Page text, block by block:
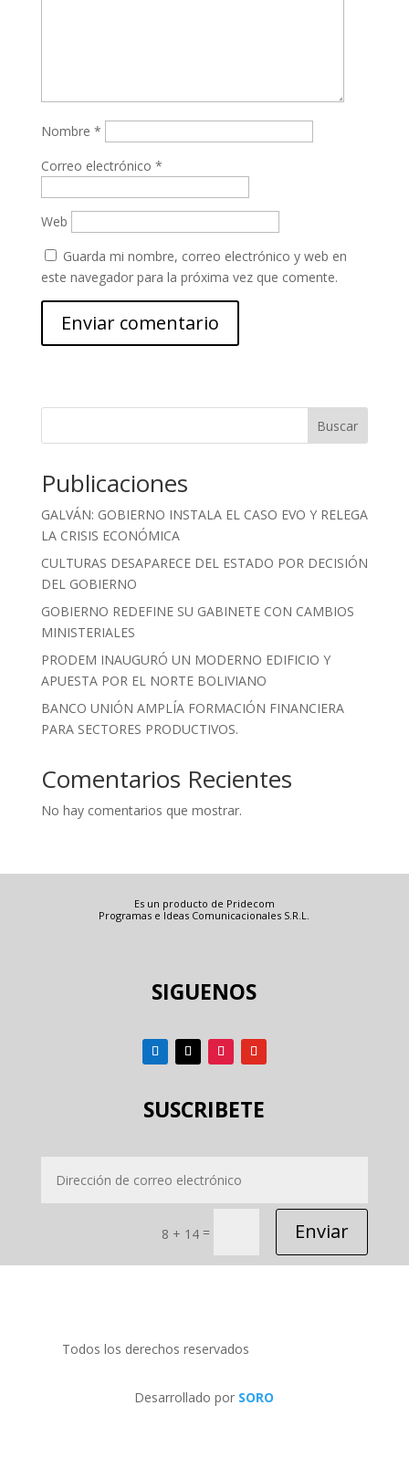
Nombre *
Correo electrónico *
Web
Guarda mi nombre, correo electrónico y web en
este navegador para la próxima vez que comente.
Buscar
Publicaciones
GALVÁN: GOBIERNO INSTALA EL CASO EVO Y RELEGA
LA CRISIS ECONÓMICA
CULTURAS DESAPARECE DEL ESTADO POR DECISIÓN
DEL GOBIERNO
GOBIERNO REDEFINE SU GABINETE CON CAMBIOS
MINISTERIALES
PRODEM INAUGURÓ UN MODERNO EDIFICIO Y
APUESTA POR EL NORTE BOLIVIANO
BANCO UNIÓN AMPLÍA FORMACIÓN FINANCIERA
PARA SECTORES PRODUCTIVOS.
Comentarios Recientes
No hay comentarios que mostrar.
Es un producto de Pridecom
Programas e Ideas Comunicacionales S.R.L.
SIGUENOS
SUSCRIBETE
8 + 14 = Enviar
Todos los derechos reservados
Desarrollado por SORO